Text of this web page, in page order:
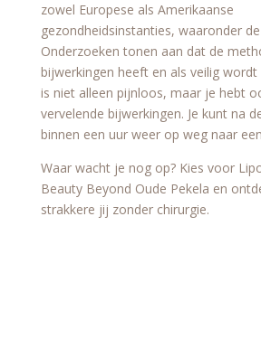
zowel Europese als Amerikaanse
gezondheidsinstanties, waaronder
Onderzoeken tonen aan dat de
bijwerkingen heeft en als veilig
is niet alleen pijnloos, maar je hebt
vervelende bijwerkingen. Je kunt na
binnen een uur weer op weg naar
Waar wacht je nog op? Kies voor
Beauty Beyond Oude Pekela en
strakkere jij zonder chirurgie.